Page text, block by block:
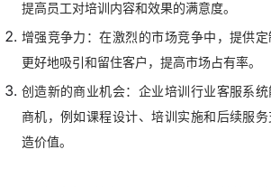
提高员工对培训内容和效果的满意度。
增强竞争力：在激烈的市场竞争中，提供
更好地吸引和留住客户，提高市场占有率。
创造新的商业机会：企业培训行业客服系
商机，例如课程设计、培训实施和后续服务
造价值。